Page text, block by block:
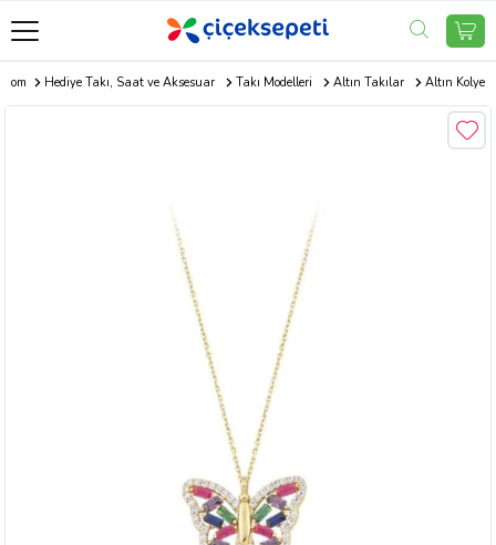
Hediye Takı, Saat ve Aksesuar Takı Modelleri Altın Takılar Altın Kolye